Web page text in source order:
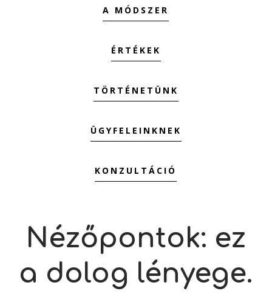
A MÓDSZER
ÉRTÉKEK
TÖRTÉNETÜNK
ÜGYFELEINKNEK
KONZULTÁCIÓ
Nézőpontok: ez
a dolog lényege.